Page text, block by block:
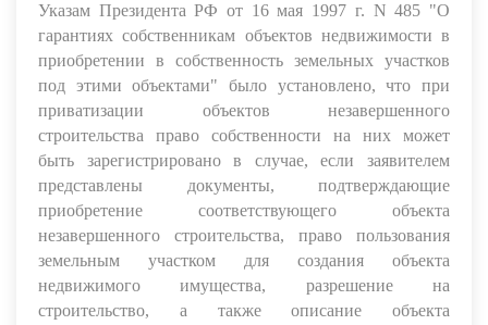
Указам Президента РФ от 16 мая 1997 г. N 485 "О
гарантиях собственникам объектов недвижимости в
приобретении в собственность земельных участков
под этими объектами" было установлено, что при
приватизации объектов незавершенного
строительства право собственности на них может
быть зарегистрировано в случае, если заявителем
представлены документы, подтверждающие
приобретение соответствующего объекта
незавершенного строительства, право пользования
земельным участком для создания объекта
недвижимого имущества, разрешение на
строительство, а также описание объекта